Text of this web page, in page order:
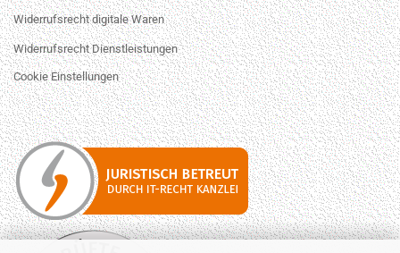
Widerrufsrecht digitale Waren
Widerrufsrecht Dienstleistungen
Cookie Einstellungen